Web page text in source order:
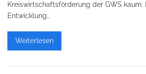
Kreiswirtschaftsförderung der GWS kaum.
Entwicklung…
Weiterlesen